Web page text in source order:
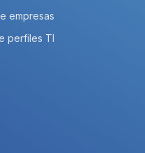
empresas
perfiles TI